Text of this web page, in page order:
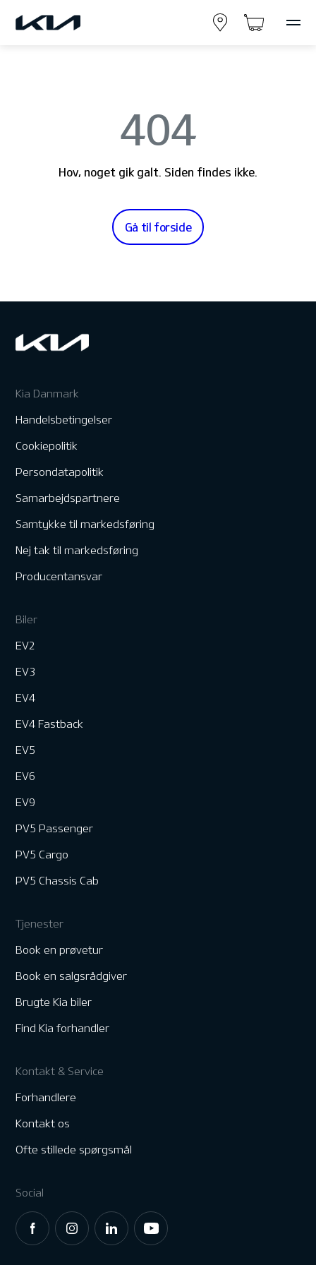
404
Hov, noget gik galt. Siden findes ikke.
Gå til forside
Kia Danmark
Handelsbetingelser
Cookiepolitik
Persondatapolitik
Samarbejdspartnere
Samtykke til markedsføring
Nej tak til markedsføring
Producentansvar
Biler
EV2
EV3
EV4
EV4 Fastback
EV5
EV6
EV9
PV5 Passenger
PV5 Cargo
PV5 Chassis Cab
Tjenester
Book en prøvetur
Book en salgsrådgiver
Brugte Kia biler
Find Kia forhandler
Kontakt & Service
Forhandlere
Kontakt os
Ofte stillede spørgsmål
Social